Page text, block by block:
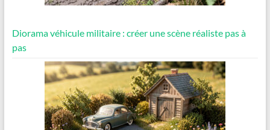
Diorama véhicule militaire : créer une scène réaliste pas à
pas